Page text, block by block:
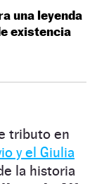
una leyenda
existencia
tributo en
y el Giulia
la historia